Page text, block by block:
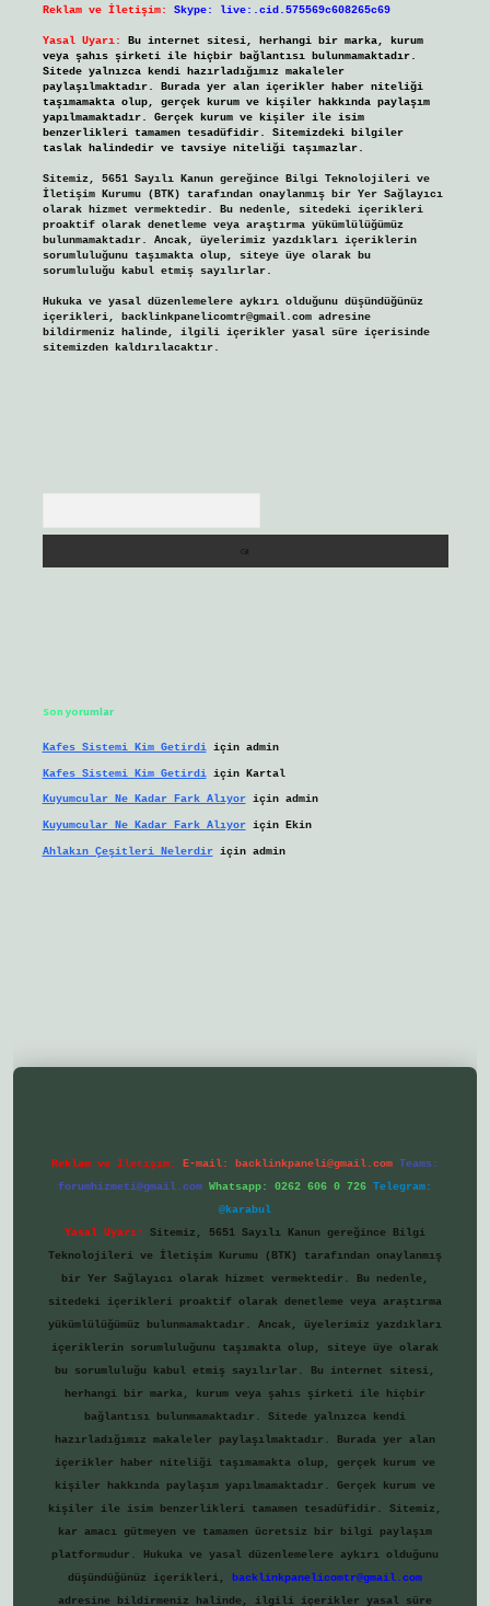
Reklam ve İletişim: Skype: live:.cid.575569c608265c69
Yasal Uyarı:
Bu internet sitesi, herhangi bir marka, kurum
veya şahıs şirketi ile hiçbir bağlantısı bulunmamaktadır.
Sitede yalnızca kendi hazırladığımız makaleler
paylaşılmaktadır. Burada yer alan içerikler haber niteliği
taşımamakta olup, gerçek kurum ve kişiler hakkında paylaşım
yapılmamaktadır. Gerçek kurum ve kişiler ile isim
benzerlikleri tamamen tesadüfidir. Sitemizdeki bilgiler
taslak halindedir ve tavsiye niteliği taşımazlar.
Sitemiz, 5651 Sayılı Kanun gereğince Bilgi Teknolojileri ve
İletişim Kurumu (BTK) tarafından onaylanmış bir Yer Sağlayıcı
olarak hizmet vermektedir. Bu nedenle, sitedeki içerikleri
proaktif olarak denetleme veya araştırma yükümlülüğümüz
bulunmamaktadır. Ancak, üyelerimiz yazdıkları içeriklerin
sorumluluğunu taşımakta olup, siteye üye olarak bu
sorumluluğu kabul etmiş sayılırlar.
Hukuka ve yasal düzenlemelere aykırı olduğunu düşündüğünüz
içerikleri, backlinkpanelicomtr@gmail.comadresine
bildirmeniz halinde, ilgili içerikler yasal süre içerisinde
sitemizden kaldırılacaktır.
Son yorumlar
Kafes Sistemi Kim Getirdiiçin admin
Kafes Sistemi Kim Getirdiiçin Kartal
Kuyumcular Ne Kadar Fark Alıyoriçin admin
Kuyumcular Ne Kadar Fark Alıyoriçin Ekin
Ahlakın Çeşitleri Nelerdiriçin admin
Reklam ve İletişim: E-mail: backlinkpaneli@gmail.com Teams:
forumhizmeti@gmail.com Whatsapp: 0262 606 0 726 Telegram:
@karabul
Yasal Uyarı:
Sitemiz, 5651 Sayılı Kanun gereğince Bilgi
Teknolojileri ve İletişim Kurumu (BTK) tarafından onaylanmış
bir Yer Sağlayıcı olarak hizmet vermektedir. Bu nedenle,
sitedeki içerikleri proaktif olarak denetleme veya araştırma
yükümlülüğümüz bulunmamaktadır. Ancak, üyelerimiz yazdıkları
içeriklerin sorumluluğunu taşımakta olup, siteye üye olarak
bu sorumluluğu kabul etmiş sayılırlar. Bu internet sitesi,
herhangi bir marka, kurum veya şahıs şirketi ile hiçbir
bağlantısı bulunmamaktadır. Sitede yalnızca kendi
hazırladığımız makaleler paylaşılmaktadır. Burada yer alan
içerikler haber niteliği taşımamakta olup, gerçek kurum ve
kişiler hakkında paylaşım yapılmamaktadır. Gerçek kurum ve
kişiler ile isim benzerlikleri tamamen tesadüfidir. Sitemiz,
kar amacı gütmeyen ve tamamen ücretsiz bir bilgi paylaşım
platformudur. Hukuka ve yasal düzenlemelere aykırı olduğunu
düşündüğünüz içerikleri,
backlinkpanelicomtr@gmail.com
adresine bildirmeniz halinde, ilgili içerikler yasal süre